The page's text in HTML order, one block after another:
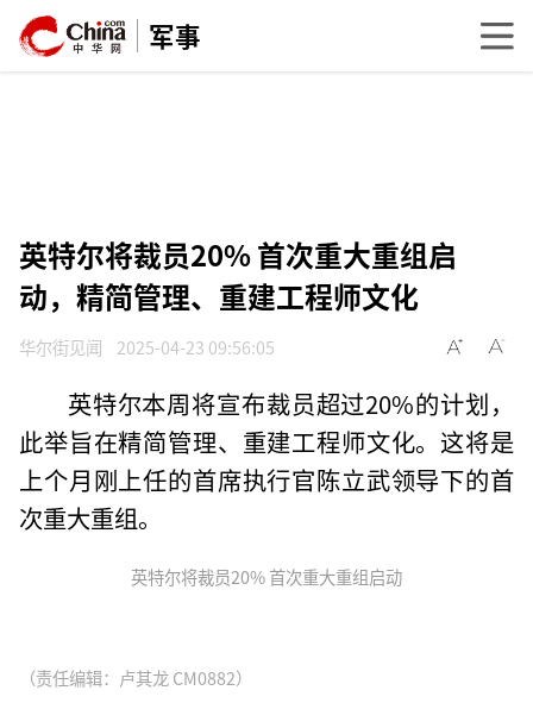
军事
英特尔将裁员20% 首次重大重组启
动，精简管理、重建工程师文化
华尔街见闻 2025-04-23 09:56:05
英特尔本周将宣布裁员超过20%的计划，
此举旨在精简管理、重建工程师文化。这将是
上个月刚上任的首席执行官陈立武领导下的首
次重大重组。
英特尔将裁员20% 首次重大重组启动
（责任编辑：卢其龙 CM0882）